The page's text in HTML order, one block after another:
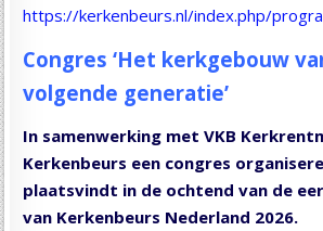
https://kerkenbeurs.nl/index.php/
Congres ‘Het kerkgebouw
volgende generatie’
In samenwerking met VKB
Kerkenbeurs een congres
plaatsvindt in de ochtend van de
van Kerkenbeurs Nederland 2026.